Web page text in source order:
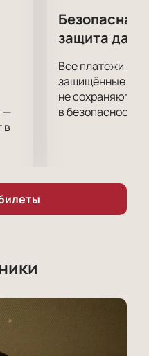
увиденным
восторженные отзывы
собственное
интересный
—
в
Безопасная
защита
Все платежи
защищённые
не сохраняются
в безопасности.